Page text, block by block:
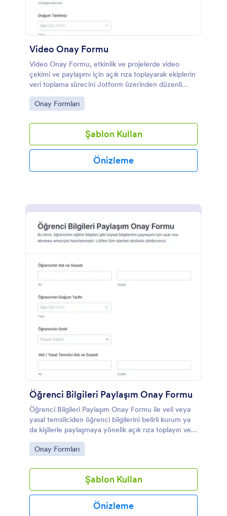
Video Onay Formu
Video Onay Formu, etkinlik ve projelerde video
çekimi ve paylaşımı için açık rıza toplayarak ekiplerin
veri toplama sürecini Jotform üzerinden düzenli
biçimde yönetmesine yardımcı olur.
Go to Category:
Onay Formları
Şablon Kullan
Önizleme
Öğrenci Bilgileri Paylaşım Onay Formu
Öğrenci Bilgileri Paylaşım Onay Formu ile veli veya
yasal temsilciden öğrenci bilgilerini belirli kurum ya
da kişilerle paylaşmaya yönelik açık rıza toplayın ve
Jotform üzerinden online veri toplama sürecini
yönetin.
Go to Category:
Onay Formları
Şablon Kullan
Önizleme